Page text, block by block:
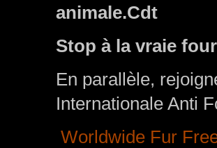
animale.Cdt
Stop à la vraie
En parallèle,
Internationale Anti
Worldwide Fur